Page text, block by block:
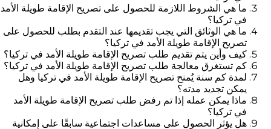
ما هي الشروط اللازمة للحصول على تصريح الإقامة طويلة الأمد
في تركيا؟
ما هي الوثائق التي يجب تقديمها عند التقدم بطلب للحصول على
تصريح الإقامة طويلة الأمد في تركيا؟
كيف وأين يتم تقديم طلب تصريح الإقامة طويلة الأمد في تركيا؟
كم تستغرق معالجة طلب تصريح الإقامة طويلة الأمد في تركيا؟
لمدة كم سنة يُمنح تصريح الإقامة طويلة الأمد في تركيا وهل
يمكن تجديد مدته؟
ماذا يمكن عمله إذا تم رفض طلب تصريح الإقامة طويلة الأمد
في تركيا؟
هل يؤثر الحصول على مساعدات اجتماعية سابقًا على إمكانية